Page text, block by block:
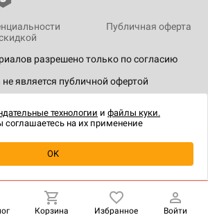
разрешено только по согласию
является публичной офертой
Публичная оферта
Корзина Избранное Войти
технологии и файлы куки.
соглашаетесь на их применение
OK